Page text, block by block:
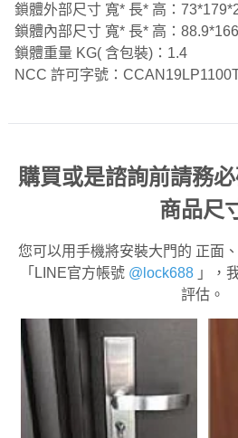
鎖體外部尺寸 寬* 長* 高：
鎖體內部尺寸 寬* 長* 高：
鎖體重量 KG( 含包裝)：1.4
NCC 許可字號：
購買或是諮詢前請務
商品尺
您可以用手機將安裝大門的 正面
「LINE官方帳號 @lock688」，
評估。